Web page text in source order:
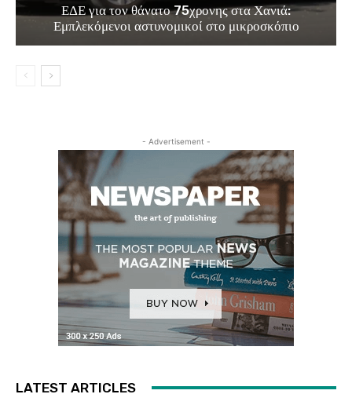
ΕΔΕ για τον θάνατο 75χρονης στα Χανιά:
Εμπλεκόμενοι αστυνομικοί στο μικροσκόπιο
- Advertisement -
LATEST ARTICLES